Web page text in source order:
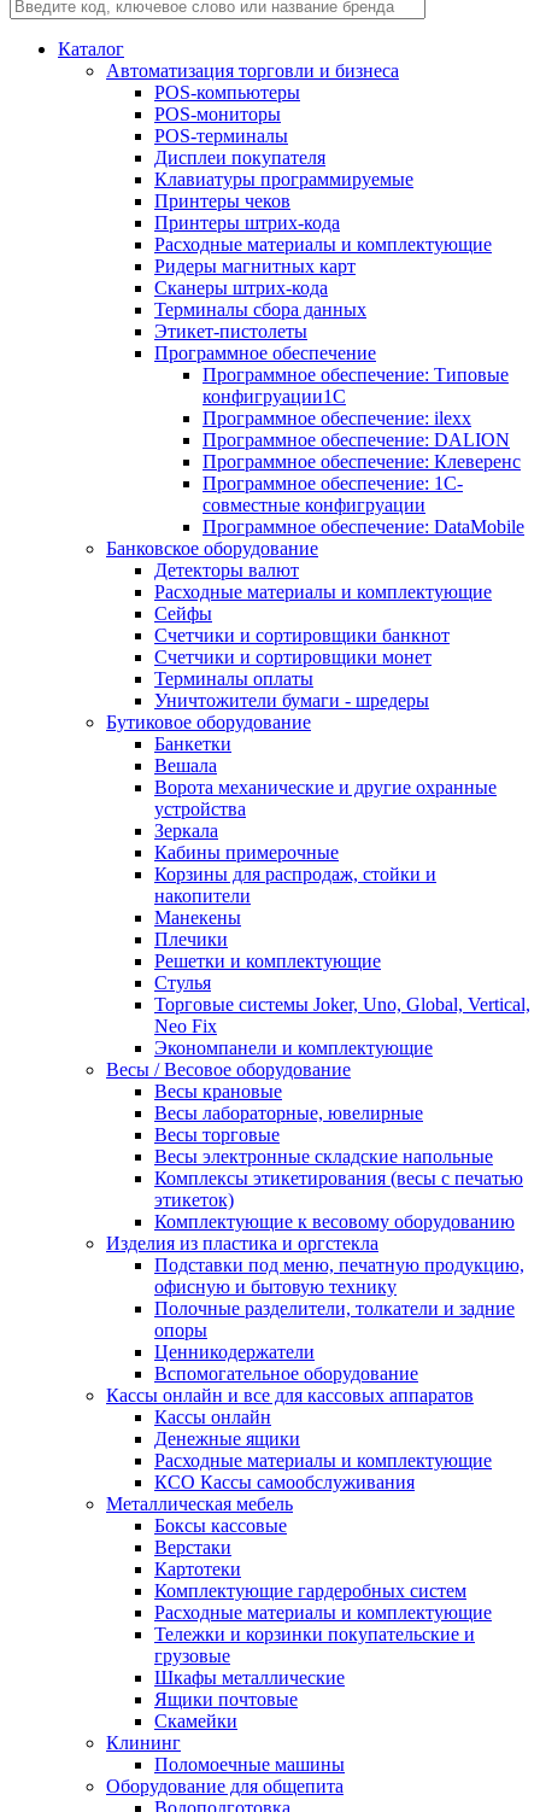
Каталог
Автоматизация торговли и бизнеса
POS-компьютеры
POS-мониторы
POS-терминалы
Дисплеи покупателя
Клавиатуры программируемые
Принтеры чеков
Принтеры штрих-кода
Расходные материалы и комплектующие
Ридеры магнитных карт
Сканеры штрих-кода
Терминалы сбора данных
Этикет-пистолеты
Программное обеспечение
Программное обеспечение: Типовые
конфигруации1С
Программное обеспечение: ilexx
Программное обеспечение: DALION
Программное обеспечение: Клеверенс
Программное обеспечение: 1С-
совместные конфигруации
Программное обеспечение: DataMobile
Банковское оборудование
Детекторы валют
Расходные материалы и комплектующие
Сейфы
Счетчики и сортировщики банкнот
Счетчики и сортировщики монет
Терминалы оплаты
Уничтожители бумаги - шредеры
Бутиковое оборудование
Банкетки
Вешала
Ворота механические и другие охранные
устройства
Зеркала
Кабины примерочные
Корзины для распродаж, стойки и
накопители
Манекены
Плечики
Решетки и комплектующие
Стулья
Торговые системы Joker, Uno, Global, Vertical,
Neo Fix
Экономпанели и комплектующие
Весы / Весовое оборудование
Весы крановые
Весы лабораторные, ювелирные
Весы торговые
Весы электронные складские напольные
Комплексы этикетирования (весы с печатью
этикеток)
Комплектующие к весовому оборудованию
Изделия из пластика и оргстекла
Подставки под меню, печатную продукцию,
офисную и бытовую технику
Полочные разделители, толкатели и задние
опоры
Ценникодержатели
Вспомогательное оборудование
Кассы онлайн и все для кассовых аппаратов
Кассы онлайн
Денежные ящики
Расходные материалы и комплектующие
КСО Кассы самообслуживания
Металлическая мебель
Боксы кассовые
Верстаки
Картотеки
Комплектующие гардеробных систем
Расходные материалы и комплектующие
Тележки и корзинки покупательские и
грузовые
Шкафы металлические
Ящики почтовые
Скамейки
Клининг
Поломоечные машины
Оборудование для общепита
Водоподготовка